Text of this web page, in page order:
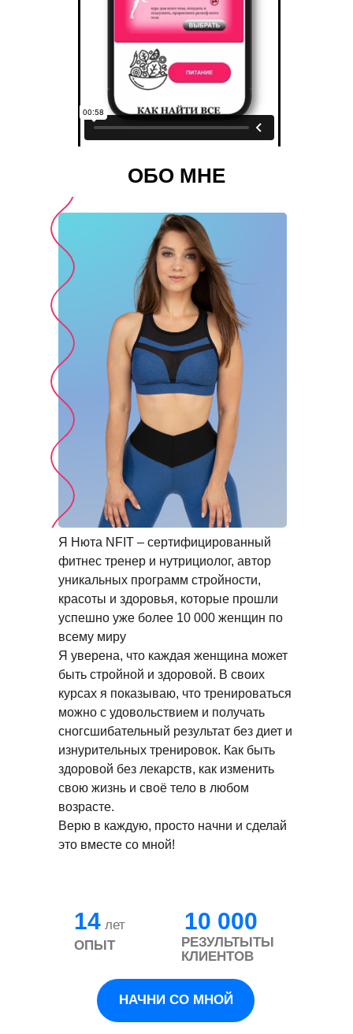
ОБО МНЕ
Я Нюта NFIT – сертифицированный
фитнес тренер и нутрициолог, автор
уникальных программ стройности,
красоты и здоровья, которые прошли
успешно уже более 10 000 женщин по
всему миру
Я уверена, что каждая женщина может
быть стройной и здоровой. В своих
курсах я показываю, что тренироваться
можно с удовольствием и получать
сногсшибательный результат без диет и
изнурительных тренировок. Как быть
здоровой без лекарств, как изменить
свою жизнь и своё тело в любом
возрасте.
Верю в каждую, просто начни и сделай
это вместе со мной!
НАЧНИ СО МНОЙ
14 10 000
ОПЫТ
РЕЗУЛЬТЫТЫ
КЛИЕНТОВ
лет